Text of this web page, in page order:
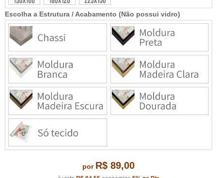
Escolha a Estrutura / Acabamento (Não possui vidro)
por R$ 89,00